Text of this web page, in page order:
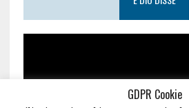
GDPR Cookie